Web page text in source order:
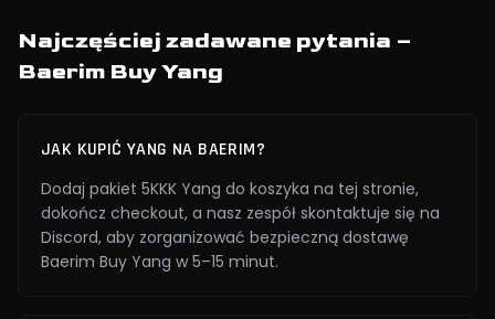
Najczęściej zadawane pytania –
Baerim Buy Yang
JAK KUPIĆ YANG NA BAERIM?
Dodaj pakiet 5KKK Yang do koszyka na tej stronie,
dokończ checkout, a nasz zespół skontaktuje się na
Discord, aby zorganizować bezpieczną dostawę
Baerim Buy Yang w 5–15 minut.